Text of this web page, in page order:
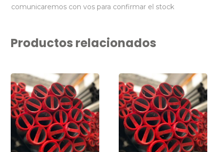
comunicaremos con vos para confirmar el stock
Productos relacionados